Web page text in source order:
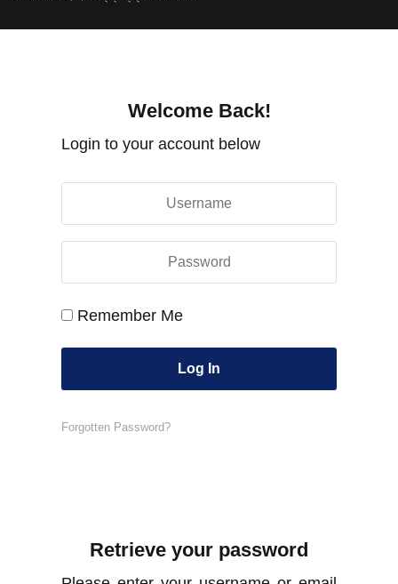
Welcome Back!
Login to your account below
Remember Me
Forgotten Password?
Retrieve your password